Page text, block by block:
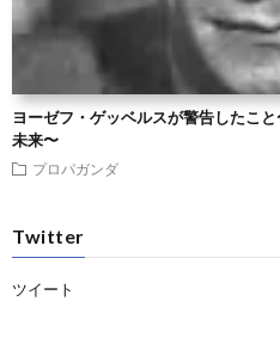
ヨーゼフ・ゲッベルスが警告したこ
未来〜
プロパガンダ
Twitter
ツイート